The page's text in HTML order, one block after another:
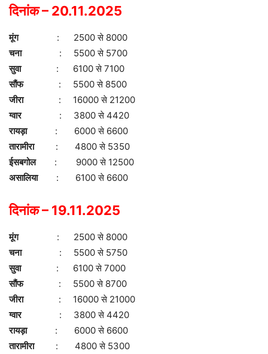
दिनांक – 20.11.2025
मूंग: 2500 से 8000
चना : 5500 से 5700
सुवा : 6100 से 7100
सौंफ
: 5500 से 8500
जीरा : 16000 से 21200
ग्वार
: 3800 से 4420
रायड़ा : 6000 से 6600
तारामीरा: 4800 से 5350
ईसबगोल
: 9000 से 12500
असालिया : 6100 से 6600
दिनांक – 19.11.2025
मूंग: 2500 से 8000
चना : 5500 से 5750
सुवा : 6100 से 7000
सौंफ
: 5500 से 8700
जीरा : 16000 से 21000
ग्वार
: 3800 से 4420
रायड़ा : 6000 से 6600
तारामीरा: 4800 से 5300